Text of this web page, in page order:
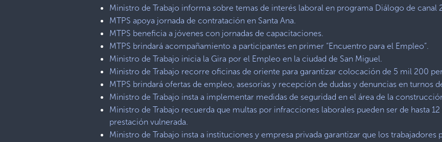
Ministro de Trabajo informa sobre temas de interés laboral en programa Diálogo de canal
MTPS apoya jornada de contratación en Santa Ana.
MTPS beneficia a jóvenes con jornadas de capacitaciones.
MTPS brindará acompañamiento a participantes en primer “Encuentro para el Empleo”.
Ministro de Trabajo inicia la Gira por el Empleo en la ciudad de San Miguel.
Ministro de Trabajo recorre oficinas de oriente para garantizar colocación de 5 mil 200
MTPS brindará ofertas de empleo, asesorías y recepción de dudas y denuncias en turnos
Ministro de Trabajo insta a implementar medidas de seguridad en el área de la
Ministro de Trabajo recuerda que multas por infracciones laborales pueden ser de hasta
prestación vulnerada.
Ministro de Trabajo insta a instituciones y empresa privada garantizar que los trabajadores